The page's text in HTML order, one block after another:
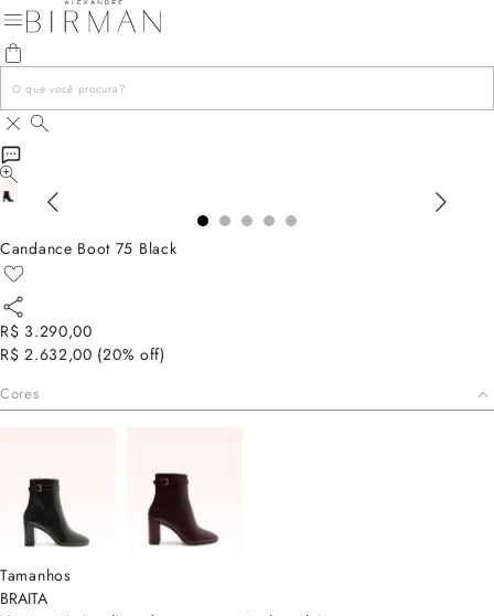
Candance Boot 75 Black
R$ 3.290,00
R$ 2.632,00 (20% off)
Cores
Tamanhos
BRAITA